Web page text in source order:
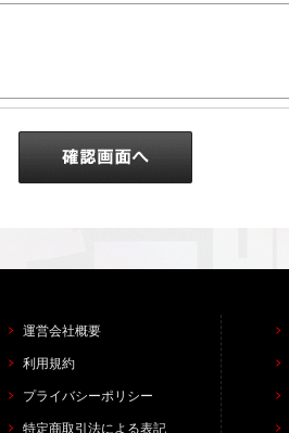
運営会社概要
利用規約
プライバシーポリシー
特定商取引法による表記